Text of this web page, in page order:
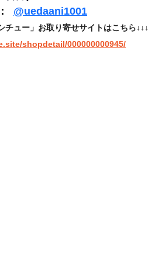
@uedaani1001
チュー」お取り寄せサイトはこちら↓↓↓
shopdetail/000000000945/